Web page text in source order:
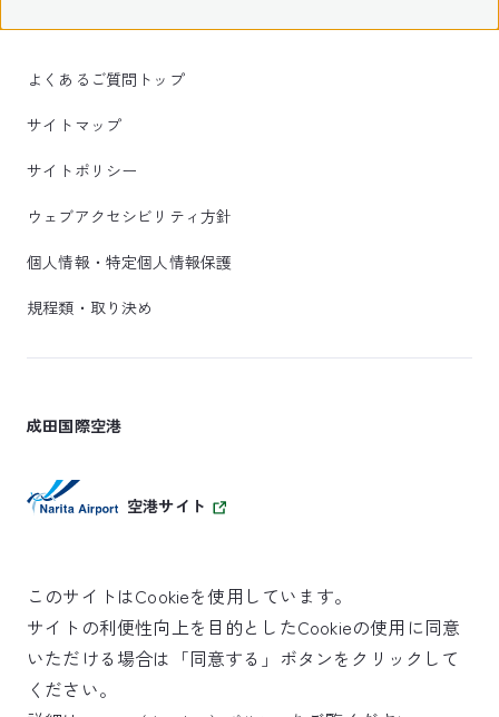
よくあるご質問トップ
サイトマップ
サイトポリシー
ウェブアクセシビリティ方針
個人情報・特定個人情報保護
規程類・取り決め
成田国際空港
空港サイト
SKYTRAX
5スターエアポート
このサイトはCookieを使用しています。
サイトの利便性向上を目的としたCookieの使用に同意
いただける場合は「同意する」ボタンをクリックして
ください。